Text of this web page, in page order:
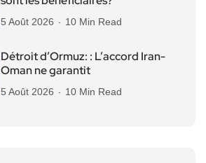
5 Août 2026 10 Min Read
Détroit d’Ormuz: : L’accord Iran-
Oman ne garantit
5 Août 2026 10 Min Read